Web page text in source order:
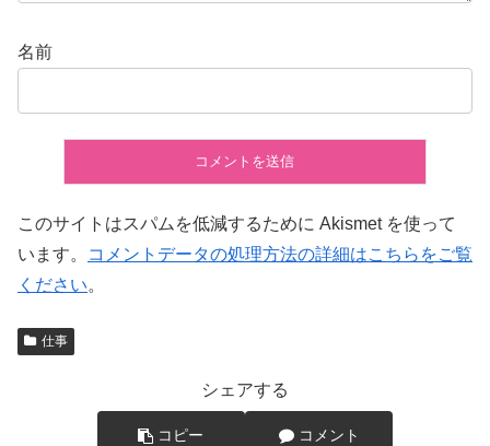
名前
このサイトはスパムを低減するために Akismet を使って
います。
コメントデータの処理方法の詳細はこちらをご覧
ください。
仕事
シェアする
コピー コメント